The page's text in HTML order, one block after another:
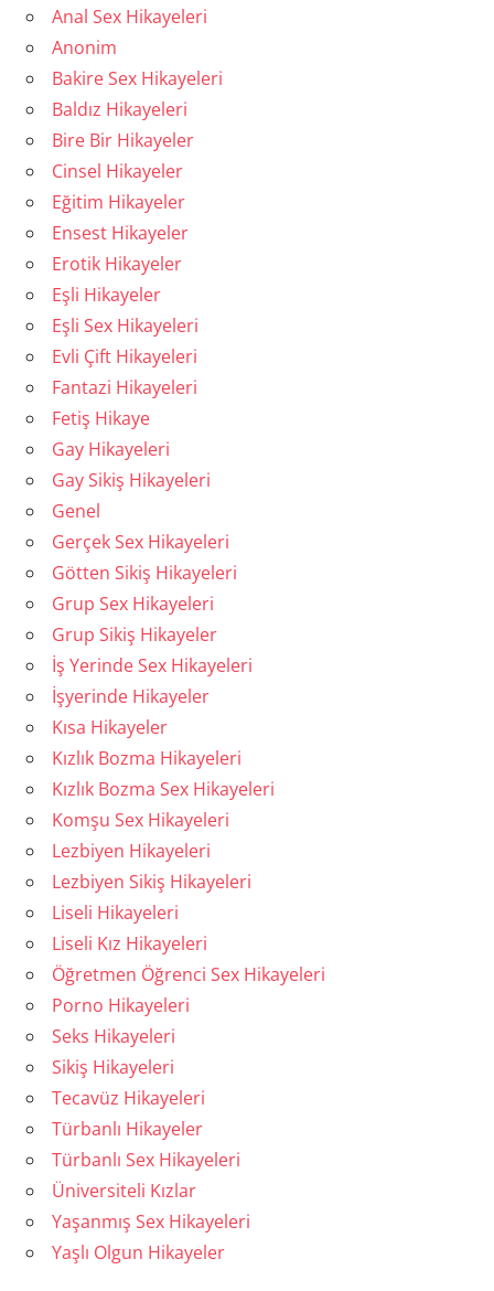
Anal Sex Hikayeleri
Anonim
Bakire Sex Hikayeleri
Baldız Hikayeleri
Bire Bir Hikayeler
Cinsel Hikayeler
Eğitim Hikayeler
Ensest Hikayeler
Erotik Hikayeler
Eşli Hikayeler
Eşli Sex Hikayeleri
Evli Çift Hikayeleri
Fantazi Hikayeleri
Fetiş Hikaye
Gay Hikayeleri
Gay Sikiş Hikayeleri
Genel
Gerçek Sex Hikayeleri
Götten Sikiş Hikayeleri
Grup Sex Hikayeleri
Grup Sikiş Hikayeler
İş Yerinde Sex Hikayeleri
İşyerinde Hikayeler
Kısa Hikayeler
Kızlık Bozma Hikayeleri
Kızlık Bozma Sex Hikayeleri
Komşu Sex Hikayeleri
Lezbiyen Hikayeleri
Lezbiyen Sikiş Hikayeleri
Liseli Hikayeleri
Liseli Kız Hikayeleri
Öğretmen Öğrenci Sex Hikayeleri
Porno Hikayeleri
Seks Hikayeleri
Sikiş Hikayeleri
Tecavüz Hikayeleri
Türbanlı Hikayeler
Türbanlı Sex Hikayeleri
Üniversiteli Kızlar
Yaşanmış Sex Hikayeleri
Yaşlı Olgun Hikayeler